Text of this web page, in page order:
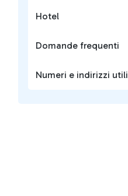
Hotel
Domande frequenti
Numeri e indirizzi utili